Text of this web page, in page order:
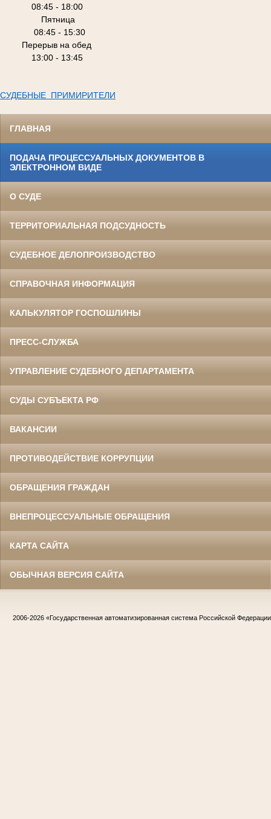
08:45 - 18:00
Пятница
08:45 - 15:30
Перерыв на обед
13:00 - 13:45
СУДЕБНЫЕ ПРИМИРИТЕЛИ
ГЛАВНАЯ
ПОДАЧА ПРОЦЕССУАЛЬНЫХ ДОКУМЕНТОВ В
ЭЛЕКТРОННОМ ВИДЕ
О СУДЕ
ТЕРРИТОРИАЛЬНАЯ ПОДСУДНОСТЬ
СУДЕБНОЕ ДЕЛОПРОИЗВОДСТВО
СПРАВОЧНАЯ ИНФОРМАЦИЯ
КАЛЬКУЛЯТОР ГОСПОШЛИНЫ
ПРЕСС-СЛУЖБА
УПРАВЛЕНИЕ СУДЕБНОГО ДЕПАРТАМЕНТА
СУДЫ СУБЪЕКТА РФ
ВАКАНСИИ
ПРОТИВОДЕЙСТВИЕ КОРРУПЦИИ
ОБРАЩЕНИЯ ГРАЖДАН
ВНЕПРОЦЕССУАЛЬНЫЕ ОБРАЩЕНИЯ
КАРТА САЙТА
ОБЫЧНАЯ ВЕРСИЯ САЙТА
2006-2026 «Государственная автоматизированная система Российской